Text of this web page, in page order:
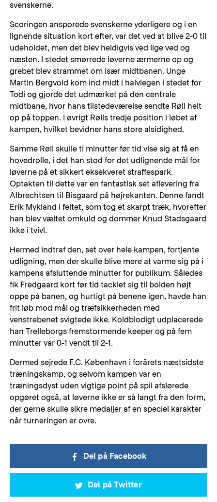
svenskerne.
Scoringen ansporede svenskerne yderligere og i en
lignende situation kort efter, var det ved at blive 2-0 til
udeholdet, men det blev heldigvis ved lige ved og
næsten. I stedet smørrede løverne ærmerne op og
grebet blev strammet om især midtbanen. Unge
Martin Bergvold kom ind midt i halvlegen i stedet for
Todi og gjorde det udmærket på den centrale
midtbane, hvor hans tilstedeværelse sendte Røll helt
op på toppen. I øvrigt Rølls tredje position i løbet af
kampen, hvilket bevidner hans store alsidighed.
Samme Røll skulle ti minutter før tid vise sig at få en
hovedrolle, i det han stod for det udlignende mål for
løverne på et sikkert eksekveret straffespark.
Optakten til dette var en fantastisk set aflevering fra
Albrechtsen til Bisgaard på højrekanten. Denne fandt
Erik Mykland i feltet, som tog et skarpt træk, hvorefter
han blev væltet omkuld og dommer Knud Stadsgaard
ikke i tvivl.
Hermed indtraf den, set over hele kampen, fortjente
udligning, men der skulle blive mere at varme sig på i
kampens afsluttende minutter for publikum. Således
fik Fredgaard kort før tid tacklet sig til bolden højt
oppe på banen, og hurtigt på benene igen, havde han
frit løb mod mål og træfsikkerheden med
venstrebenet svigtede ikke. Koldblodigt udplacerede
han Trelleborgs fremstormende keeper og på fem
minutter var 0-1 vendt til 2-1.
Dermed sejrede F.C. København i forårets næstsidste
træningskamp, og selvom kampen var en
træningsdyst uden vigtige point på spil afslørede
opgøret også, at løverne ikke er så langt fra den form,
der gerne skulle sikre medaljer af en speciel karakter
når turneringen er ovre.
Del på Facebook
Del på Twitter